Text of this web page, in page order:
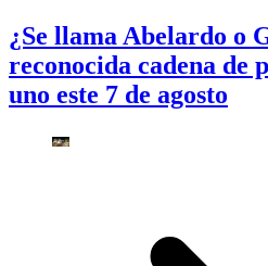
¿Se llama Abelardo o
reconocida cadena de
uno este 7 de agosto